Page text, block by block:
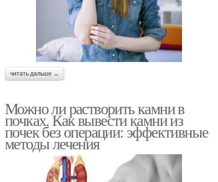
читать дальше →
Можно ли растворить камни в
почках. Как вывести камни из
почек без операции: эффективные
методы лечения